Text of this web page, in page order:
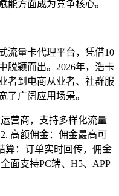
能方面成为竞争核心。
流量卡代理平台，凭借10
脱颖而出。2026年，浩卡
者到电商从业者、社群服
了广阔应用场景。
营商，支持多样化流量
高额佣金：佣金最高可
算：订单实时回传，佣金
面支持PC端、H5、APP